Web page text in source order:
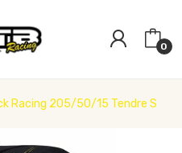
0
Racing 205/50/15 Tendre S